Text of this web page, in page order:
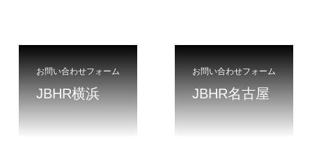
お問い合わせフォーム
JBHR横浜
お問い合わせフォーム
JBHR名古屋